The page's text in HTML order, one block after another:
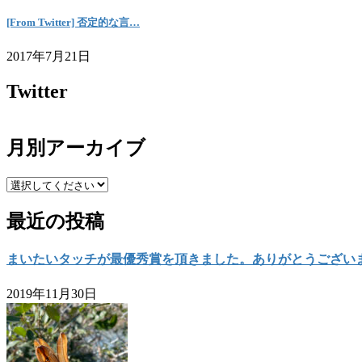
[From Twitter] 否定的な言…
2017年7月21日
Twitter
月別アーカイブ
最近の投稿
まいたいタッチが最優秀賞を頂きました。ありがとうござい
2019年11月30日